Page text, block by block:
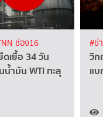
ช่อง16
เยื้อ 34 วัน
น้ำมัน WTI ทะลุ
#ข่
วิก
แ